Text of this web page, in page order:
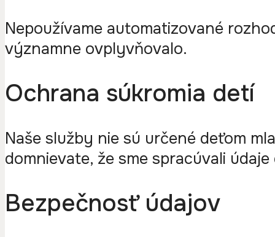
Nepoužívame automatizované
významne ovplyvňovalo.
Ochrana súkromia detí
Naše služby nie sú určené deťom
domnievate, že sme spracúvali
Bezpečnosť údajov